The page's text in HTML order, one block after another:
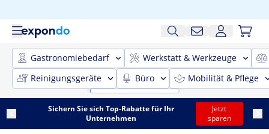
Gastronomiebedarf
Werkstatt & Werkzeuge
Reinigungsgeräte
Büro Mobilität & Pflege
Sichern Sie sich Top-Rabatte für Ihr
Unternehmen
Jetzt
sparen